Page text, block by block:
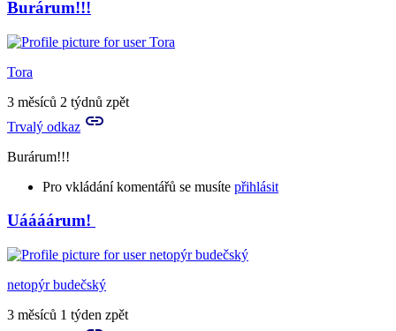
Burárum!!!
Tora
3 měsíců 2 týdnů zpět
Trvalý odkaz
Burárum!!!
Pro vkládání komentářů se musíte přihlásit
In
reply
to
Burárum?
by
neviathiel
Uáááárum!
netopýr budečský
3 měsíců 1 týden zpět